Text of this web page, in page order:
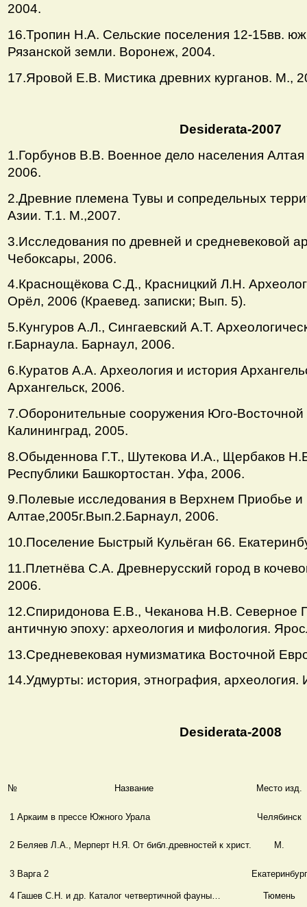
2004.
16.Тропин Н.А. Сельские поселения 12-15вв.
Рязанской земли. Воронеж, 2004.
17.Яровой Е.В. Мистика древних курганов. М.,
Desiderata-2007
1.Горбунов В.В. Военное дело населения
2006.
2.Древние племена Тувы и сопредельных
Азии. Т.1. М.,2007.
3.Исследования по древней и средневековой
Чебоксары, 2006.
4.Краснощёкова С.Д., Красницкий Л.Н.
Орёл, 2006 (Краевед. записки; Вып. 5).
5.Кунгуров А.Л., Сингаевский А.Т.
г.Барнаула. Барнаул, 2006.
6.Куратов А.А. Археология и история
Архангельск, 2006.
7.Оборонительные сооружения Юго-Восточной
Калининград, 2005.
8.Обыденнова Г.Т., Шутекова И.А., Щербаков
Республики Башкортостан. Уфа, 2006.
9.Полевые исследования в Верхнем Приобье и
Алтае,2005г.Вып.2.Барнаул, 2006.
10.Поселение Быстрый Кульёган 66.
11.Плетнёва С.А. Древнерусский город в
2006.
12.Спиридонова Е.В., Чеканова Н.В. Северное
античную эпоху: археология и мифология.
13.Средневековая нумизматика Восточной
14.Удмурты: история, этнография, археология.
Desiderata-2008
№ Название Место изд.
1 Аркаим в прессе Южного Урала Челябинск
2 Беляев Л.А., Мерперт Н.Я. От библ.древностей к христ. М.
3 Варга 2 Екатеринбург
4 Гашев С.Н. и др. Каталог четвертичной фауны… Тюмень